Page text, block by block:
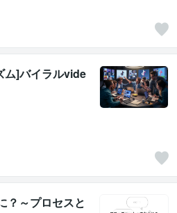
ム]バイラルvide
？～プロセスと